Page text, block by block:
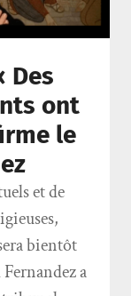
Des
ont
le
et de
bientôt
a